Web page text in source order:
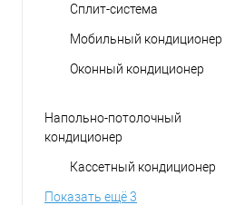
Сплит-система
Мобильный кондиционер
Оконный кондиционер
Напольно-потолочный
кондиционер
Кассетный кондиционер
Показать ещё 3